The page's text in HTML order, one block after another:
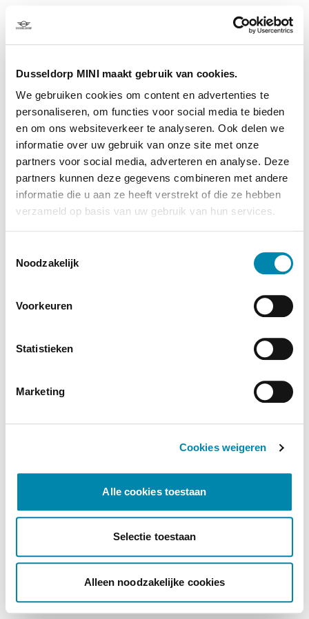
Dusseldorp MINI maakt gebruik van cookies.
We gebruiken cookies om content en advertenties te
personaliseren, om functies voor social media te bieden
en om ons websiteverkeer te analyseren. Ook delen we
informatie over uw gebruik van onze site met onze
partners voor social media, adverteren en analyse. Deze
partners kunnen deze gegevens combineren met andere
informatie die u aan ze heeft verstrekt of die ze hebben
verzameld op basis van uw gebruik van hun services.
Noodzakelijk
Voorkeuren
Statistieken
Marketing
Cookies weigeren
Alle cookies toestaan
Selectie toestaan
Alleen noodzakelijke cookies